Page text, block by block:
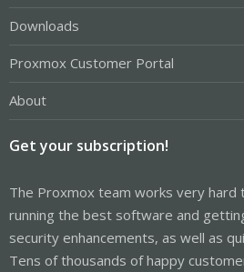
Downloads
Proxmox Customer Portal
About
Get your subscription!
The Proxmox team works very hard
running the best software and
security enhancements, as well as
Tens of thousands of happy